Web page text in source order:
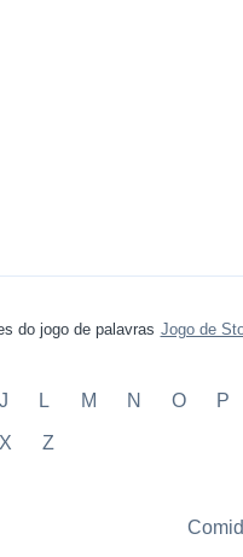
do jogo de palavras Jogo de
J L M N O P
X Z